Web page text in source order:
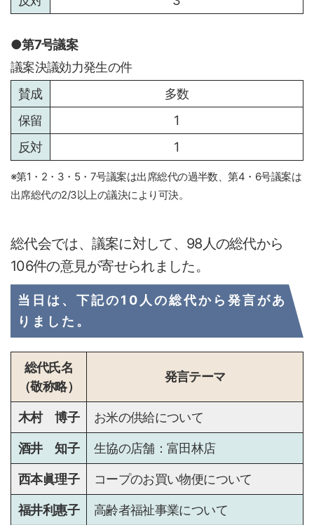
第7号議案
議案決議効力発生の件
多数
1
1
※第1・2・3・5・7号議案は出席総代の過半数、第4・6号議案は
出席総代の2/3以上の議決により可決。
総代会では、議案に対して、98人の総代から
106件の意見が寄せられました。
当日は、下記の10人の総代から発言があ
りました。
総代氏名
（敬称略）
発言テーマ
木村 博子
お米の供給について
酒井 知子
生協の店舗：富田林店
西本眞理子
コープのお買い物便について
福井利惠子
高齢者福祉事業について